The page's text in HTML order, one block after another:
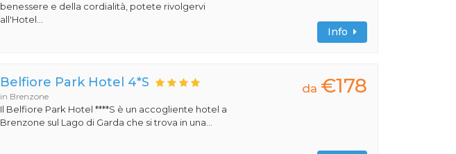
benessere e della cordialità, potete rivolgervi
all'Hotel...
Info
Belfiore Park Hotel 4*S
in Brenzone
Il Belfiore Park Hotel ****S è un accogliente hotel a
Brenzone sul Lago di Garda che si trova in una...
da €178